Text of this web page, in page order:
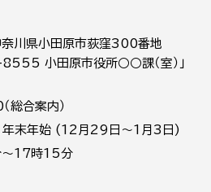
川県小田原市荻窪300番地
小田原市役所○○課（室）」
合案内）
年末年始 (12月29日～1月3日)
17時15分